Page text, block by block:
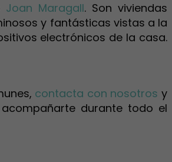
Joan Maragall. Son viviendas
y fantásticas vistas a la
electrónicos de la casa.
contacta con nosotros y
durante todo el